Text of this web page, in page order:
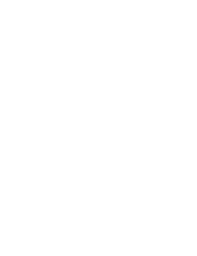
الذي
بين
مجلة